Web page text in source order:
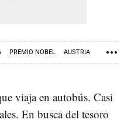
PREMIO NOBEL AUSTRIA
viaja en autobús. Casi
En busca del tesoro